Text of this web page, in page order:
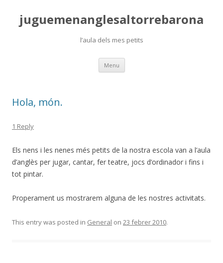
juguemenanglesaltorrebarona
l’aula dels mes petits
Menu Skip
content
Hola, món.
1 Reply
Els nens i les nenes més petits de la nostra escola van a l’aula
d’anglès per jugar, cantar, fer teatre, jocs d’ordinador i fins i
tot pintar.
Properament us mostrarem alguna de les nostres activitats.
This entry was posted in General on 23 febrer 2010.